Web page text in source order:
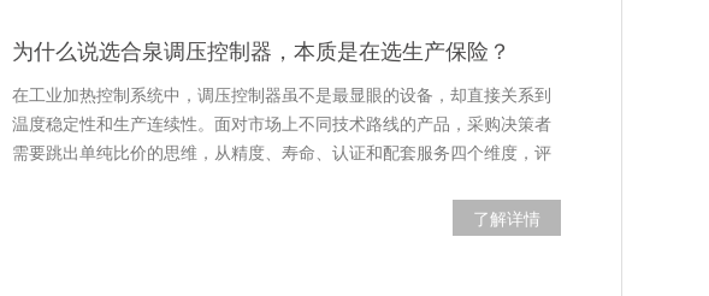
为什么说选合泉调压控制器，本质是在选生产保险？
在工业加热控制系统中，调压控制器虽不是最显眼的设备，却直接关系到
温度稳定性和生产连续性。面对市场上不同技术路线的产品，采购决策者
需要跳出单纯比价的思维，从精度、寿命、认证和配套服务四个维度，评
了解详情